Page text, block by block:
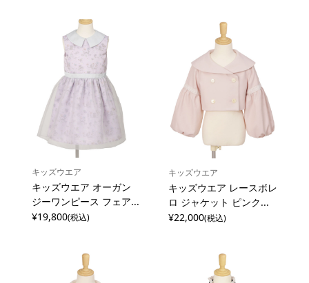
キッズウエア
キッズウエア オーガン
ジーワンピース フェア...
¥19,800(税込)
キッズウエア
キッズウエア レースボレ
ロ ジャケット ピンク...
¥22,000(税込)